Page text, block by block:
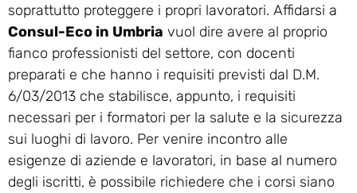
soprattutto proteggere i propri lavoratori. Affidarsi a
Consul-Eco in Umbria vuol dire avere al proprio
fianco professionisti del settore, con docenti
preparati e che hanno i requisiti previsti dal D.M.
6/03/2013 che stabilisce, appunto, i requisiti
necessari per i formatori per la salute e la sicurezza
sui luoghi di lavoro. Per venire incontro alle
esigenze di aziende e lavoratori, in base al numero
degli iscritti, è possibile richiedere che i corsi siano